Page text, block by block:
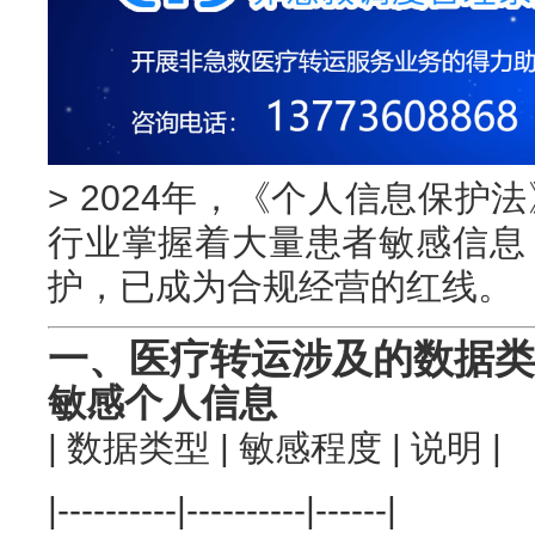
> 2024年，《个人信息保护
行业掌握着大量患者敏感信
护，已成为合规经营的红线。
一、医疗转运涉及的数据
敏感个人信息
| 数据类型 | 敏感程度 | 说明 |
|----------|----------|------|